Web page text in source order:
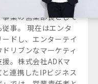
ングプロダクトの提
業の営業部長として
事。 現在はエンタ
ドし、エンターテイ
リブンなマーケティ
。株式会社ADKマ
連携したIPビジネス